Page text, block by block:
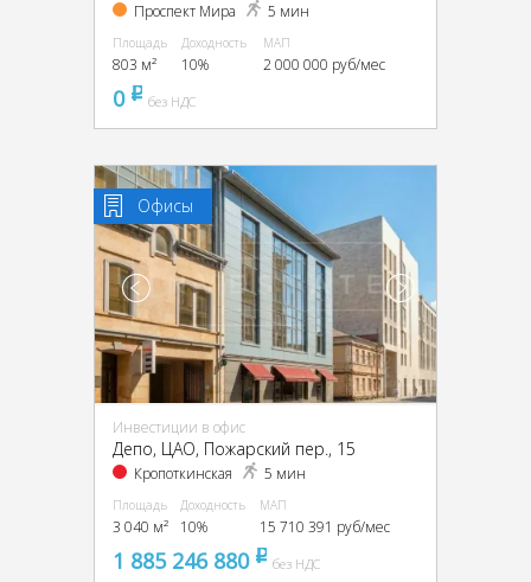
Проспект Мира 5 мин
Площадь
803 м²
Доходность
10%
МАП
2 000 000 руб/мес
0 pуббез НДС
Офисы
Инвестиции в офис
Депо, ЦАО, Пожарский пер., 15
Кропоткинская 5 мин
Площадь
3 040 м²
Доходность
10%
МАП
15 710 391 руб/мес
1 885 246 880 pуббез НДС